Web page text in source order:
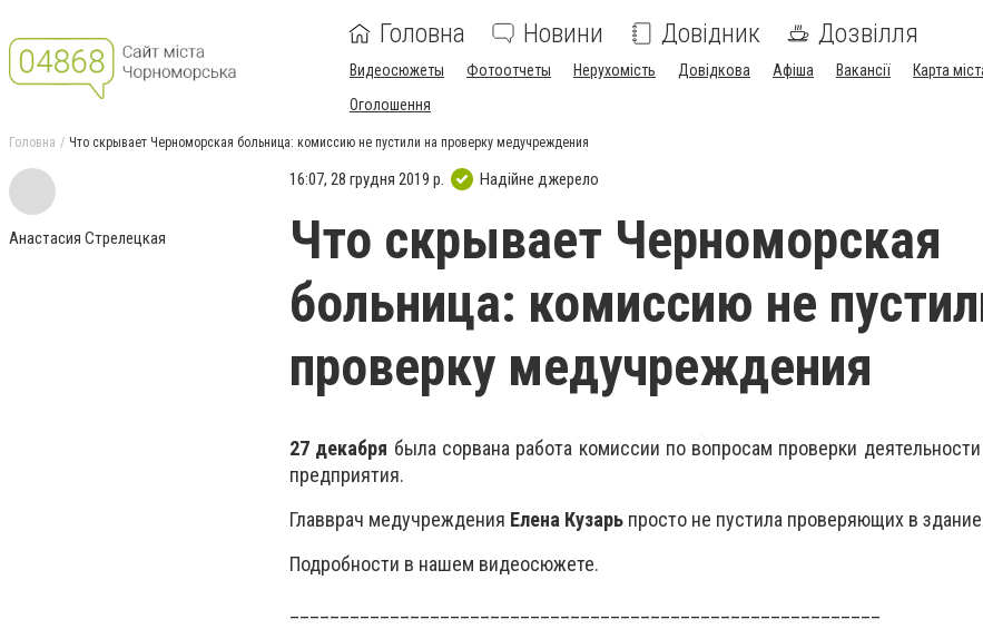
Головна Новини Довідник Дозвілля
Видеосюжеты Фотоотчеты Нерухомість Довідкова Афіша Вакансії Карта
Оголошення
Головна Что скрывает Черноморская больница: комиссию не пустили на проверку медучреждения
Анастасия Стрелецкая
16:07, 28 грудня 2019 р. Надійне джерело
Что скрывает Черноморская
больница: комиссию не
проверку медучреждения
27 декабря была сорвана работа комиссии по вопросам проверки
предприятия.
Главврач медучреждения Елена Кузарь просто не пустила проверяющих в
Подробности в нашем видеосюжете.